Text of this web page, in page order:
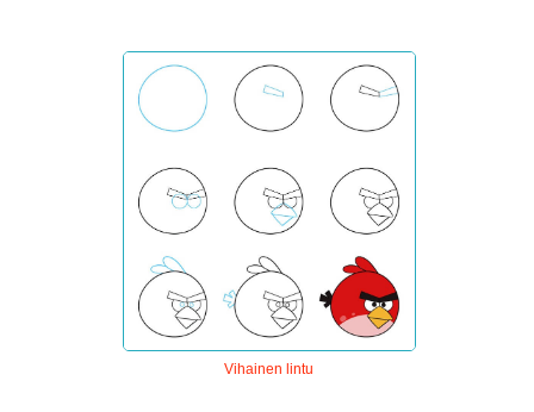
Vihainen lintu